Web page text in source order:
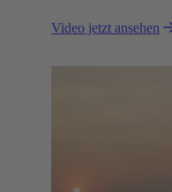
Video jetzt ansehen